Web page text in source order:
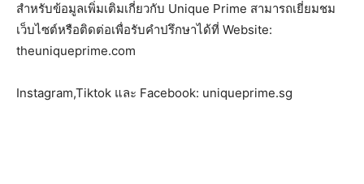
สำหรับข้อมูลเพิ่มเติมเกี่ยวกับ Unique Prime สามารถเยี่ยมชม
เว็บไซต์หรือติดต่อเพื่อรับคำปรึกษาได้ที่ Website:
theuniqueprime.com
Instagram,Tiktok และ Facebook: uniqueprime.sg